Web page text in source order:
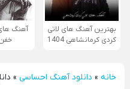
بهترین آهنگ های لاتی
کردی کرمانشاهی 1404
آهنگ
خفن
خانه» دانلود آهنگ احساسی»